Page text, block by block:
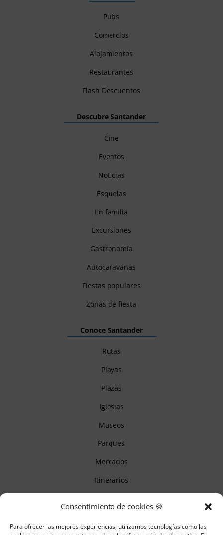
Consentimiento de cookies 🍪
Para ofrecer las mejores experiencias, utilizamos tecnologías como las
Pubs
Comercios
Alojamientos
Restaurantes
Flash Descuentos
Descubre Santander
Cine
Eventos
Noticias
Esquelas
En familia
Excursiones
Gastronomía
Autocaravanas
Fiestas populares
Zonas de fiesta
Conoce Santander
Rutas
Playas
Plazas
Iglesias
Museos
Parques
Mercados
Itinerarios
Descubre Cantabria